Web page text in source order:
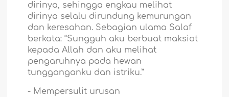
dirinya, sehingga engkau melihat
dirinya selalu dirundung kemurungan
dan keresahan. Sebagian ulama Salaf
berkata: “Sungguh aku berbuat maksiat
kepada Allah dan aku melihat
pengaruhnya pada hewan
tungganganku dan istriku.”
- Mempersulit urusan